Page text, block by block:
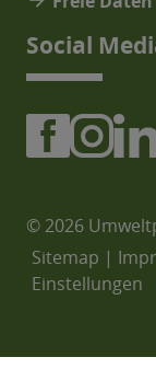
Social
© 2026
Sitemap |
Einstellungen